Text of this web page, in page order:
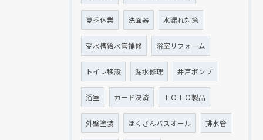
夏季休業 洗面器 水漏れ対策
受水槽給水管補修 浴室リフォーム
トイレ移設 漏水修理 井戸ポンプ
浴室 カード決済 ＴＯＴＯ製品
外壁塗装 ほくさんバスオール 排水管